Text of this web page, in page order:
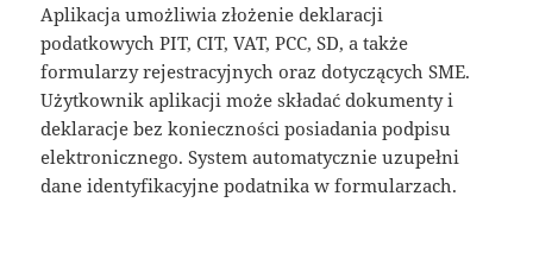
Aplikacja umożliwia złożenie deklaracji
podatkowych PIT, CIT, VAT, PCC, SD, a także
formularzy rejestracyjnych oraz dotyczących SME.
Użytkownik aplikacji może składać dokumenty i
deklaracje bez konieczności posiadania podpisu
elektronicznego. System automatycznie uzupełni
dane identyfikacyjne podatnika w formularzach.